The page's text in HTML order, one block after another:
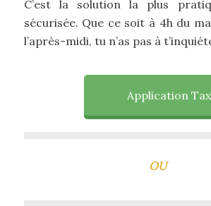
C’est la solution la plus
sécurisée. Que ce soit à 4h du
l’après-midi, tu n’as pas à
Application
OU